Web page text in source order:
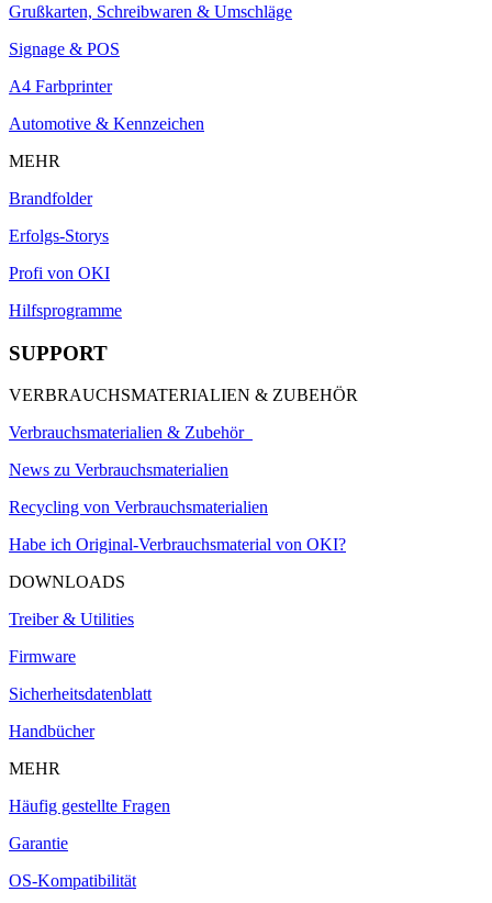
Grußkarten, Schreibwaren & Umschläge
Signage & POS
A4 Farbprinter
Automotive & Kennzeichen
MEHR
Brandfolder
Erfolgs-Storys
Profi von OKI
Hilfsprogramme
SUPPORT
VERBRAUCHSMATERIALIEN & ZUBEHÖR
Verbrauchsmaterialien & Zubehör
News zu Verbrauchsmaterialien
Recycling von Verbrauchsmaterialien
Habe ich Original-Verbrauchsmaterial von OKI?
DOWNLOADS
Treiber & Utilities
Firmware
Sicherheitsdatenblatt
Handbücher
MEHR
Häufig gestellte Fragen
Garantie
OS-Kompatibilität